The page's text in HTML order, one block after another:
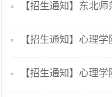
【招生通知】东北
【招生通知】心理
【招生通知】心理